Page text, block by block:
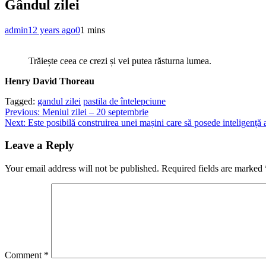
Gândul zilei
admin12 years ago01 mins
Trăiește ceea ce crezi și vei putea răsturna lumea.
Henry David Thoreau
Tagged: gandul zilei pastila de întelepciune
Post
navigation
Previous: Meniul zilei – 20 septembrie
Next: Este posibilă construirea unei mașini care să posede inteligență
Leave a Reply
Your email address will not be published. Required fields are marked
Comment *